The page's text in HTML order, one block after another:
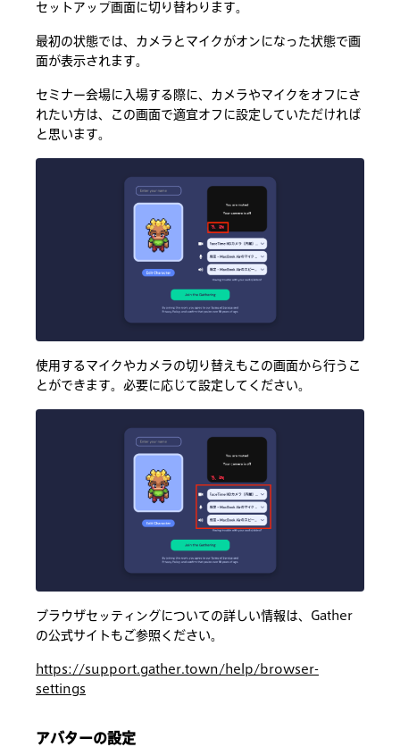
セットアップ画面に切り替わります。
最初の状態では、カメラとマイクがオンになった状態で画
面が表示されます。
セミナー会場に入場する際に、カメラやマイクをオフにさ
れたい方は、この画面で適宜オフに設定していただければ
と思います。
使用するマイクやカメラの切り替えもこの画面から行うこ
とができます。必要に応じて設定してください。
ブラウザセッティングについての詳しい情報は、Gather
の公式サイトもご参照ください。
https://support.gather.town/help/browser-
settings
アバターの設定